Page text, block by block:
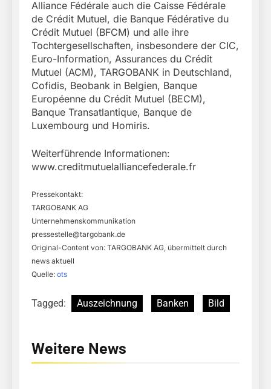
Alliance Fédérale auch die Caisse Fédérale
de Crédit Mutuel, die Banque Fédérative du
Crédit Mutuel (BFCM) und alle ihre
Tochtergesellschaften, insbesondere der CIC,
Euro-Information, Assurances du Crédit
Mutuel (ACM), TARGOBANK in Deutschland,
Cofidis, Beobank in Belgien, Banque
Européenne du Crédit Mutuel (BECM),
Banque Transatlantique, Banque de
Luxembourg und Homiris.
Weiterführende Informationen:
www.creditmutuelalliancefederale.fr
Pressekontakt:
TARGOBANK AG
Unternehmenskommunikation
pressestelle@targobank.de
Original-Content von: TARGOBANK AG, übermittelt durch
news aktuell
Quelle: ots
Tagged: Auszeichnung Banken Bild
Weitere News